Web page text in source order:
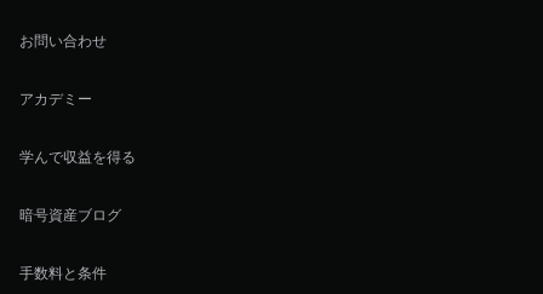
お問い合わせ
アカデミー
学んで収益を得る
暗号資産ブログ
手数料と条件